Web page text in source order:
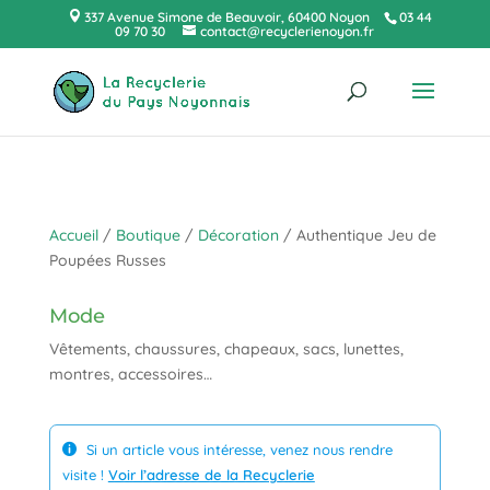
337 Avenue Simone de Beauvoir, 60400 Noyon
03 44
09 70 30
contact@recyclerienoyon.fr
Accueil/ Boutique/ Décoration/ Authentique Jeu de
Poupées Russes
Mode
Vêtements, chaussures, chapeaux, sacs, lunettes,
montres, accessoires…

Si un article vous intéresse, venez nous rendre
visite ! Voir l’adresse de la Recyclerie